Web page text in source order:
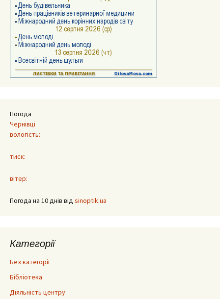
Погода
Чернівці
вологість:
тиск:
вітер:
Погода на 10 днів від sinoptik.ua
Категорії
Без категорії
Бібліотека
Діяльність центру